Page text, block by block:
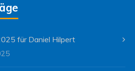
für Daniel Hilpert